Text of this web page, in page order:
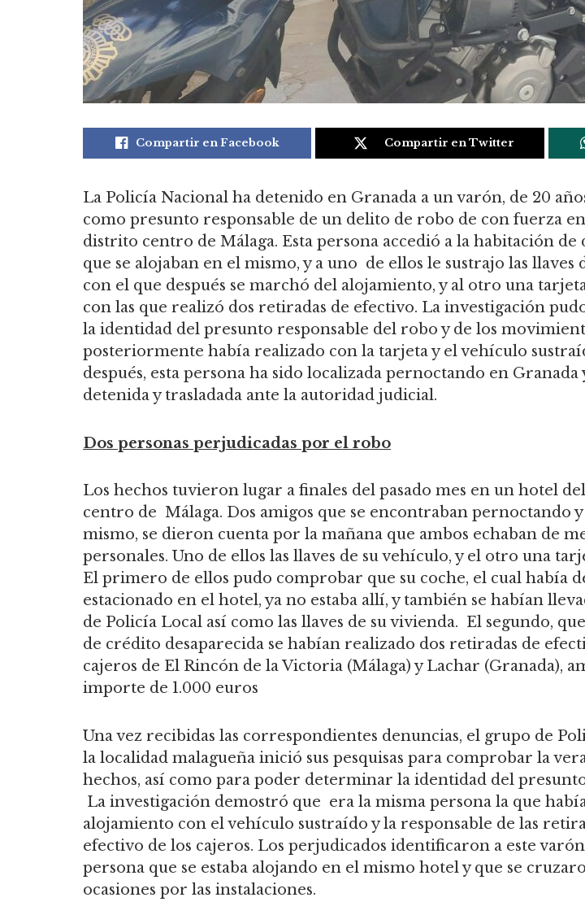
Compartir en Facebook Compartir en Twitter
La Policía Nacional ha detenido en Granada a un varón, de 20
como presunto responsable de un delito de robo de con fuerza
distrito centro de Málaga. Esta persona accedió a la habitación de
que se alojaban en el mismo, y a uno de ellos le sustrajo las llaves
con el que después se marchó del alojamiento, y al otro una
con las que realizó dos retiradas de efectivo. La investigación
la identidad del presunto responsable del robo y de los
posteriormente había realizado con la tarjeta y el vehículo
después, esta persona ha sido localizada pernoctando en Granada
detenida y trasladada ante la autoridad judicial.
Dos personas perjudicadas por el robo
Los hechos tuvieron lugar a finales del pasado mes en un hotel
centro de Málaga. Dos amigos que se encontraban pernoctando
mismo, se dieron cuenta por la mañana que ambos echaban de
personales. Uno de ellos las llaves de su vehículo, y el otro una
El primero de ellos pudo comprobar que su coche, el cual había
estacionado en el hotel, ya no estaba allí, y también se habían
de Policía Local así como las llaves de su vivienda. El segundo,
de crédito desaparecida se habían realizado dos retiradas de
cajeros de El Rincón de la Victoria (Málaga) y Lachar (Granada),
importe de 1.000 euros
Una vez recibidas las correspondientes denuncias, el grupo de
la localidad malagueña inició sus pesquisas para comprobar la
hechos, así como para poder determinar la identidad del
La investigación demostró que era la misma persona la que
alojamiento con el vehículo sustraído y la responsable de las
efectivo de los cajeros. Los perjudicados identificaron a este
persona que se estaba alojando en el mismo hotel y que se
ocasiones por las instalaciones.